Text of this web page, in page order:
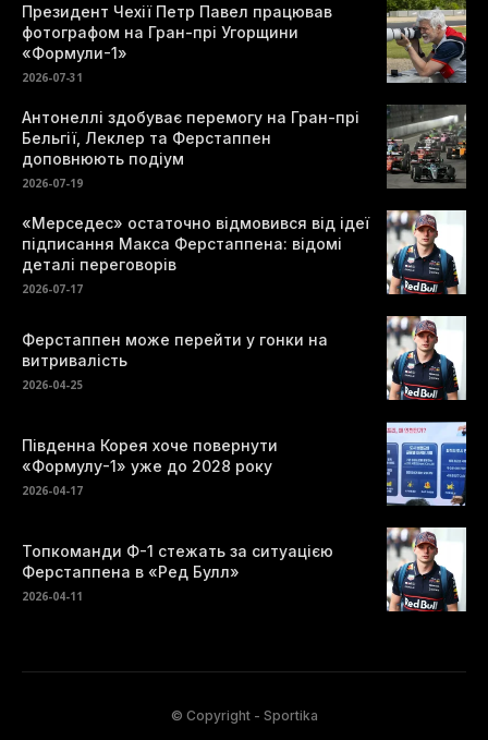
Президент Чехії Петр Павел працював
фотографом на Гран-прі Угорщини
«Формули-1»
2026-07-31
Антонеллі здобуває перемогу на Гран-прі
Бельгії, Леклер та Ферстаппен
доповнюють подіум
2026-07-19
«Мерседес» остаточно відмовився від ідеї
підписання Макса Ферстаппена: відомі
деталі переговорів
2026-07-17
Ферстаппен може перейти у гонки на
витривалість
2026-04-25
Південна Корея хоче повернути
«Формулу-1» уже до 2028 року
2026-04-17
Топкоманди Ф-1 стежать за ситуацією
Ферстаппена в «Ред Булл»
2026-04-11
© Copyright - Sportika